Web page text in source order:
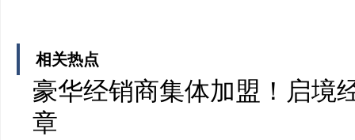
相关热点
豪华经销商集体加盟！启境
章